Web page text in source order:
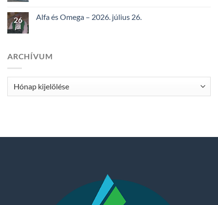
26
júl
Alfa és Omega – 2026. július 26.
ARCHÍVUM
Archívum